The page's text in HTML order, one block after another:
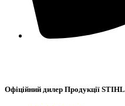
Офіційний дилер Продукції STIHL